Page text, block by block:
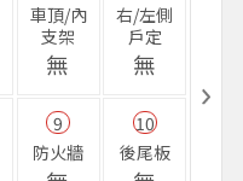
車頂/內
支架
無
右/左側
戶定
無
9
防火牆
10
後尾板